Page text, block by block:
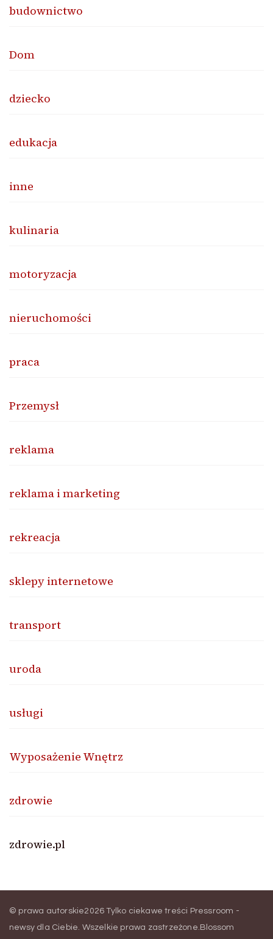
budownictwo
Dom
dziecko
edukacja
inne
kulinaria
motoryzacja
nieruchomości
praca
Przemysł
reklama
reklama i marketing
rekreacja
sklepy internetowe
transport
uroda
usługi
Wyposażenie Wnętrz
zdrowie
zdrowie.pl
© prawa autorskie2026Tylko ciekawe treści Pressroom -
newsy dla Ciebie. Wszelkie prawa zastrzeżone. Blossom